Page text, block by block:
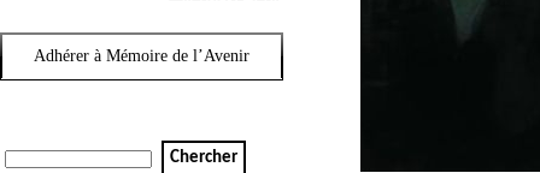
Adhérer à Mémoire de l’Avenir
Chercher